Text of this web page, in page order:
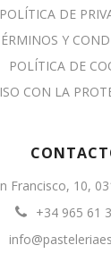
POLÍTICA DE
Y
POLÍTICA DE
CON LA
Francisco, 10,
+34 965 61